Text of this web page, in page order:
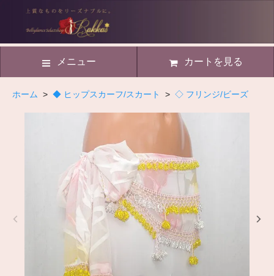
メニュー カートを見る
ホーム > ◆ ヒップスカーフ/スカート > ◇ フリンジ/ビーズ